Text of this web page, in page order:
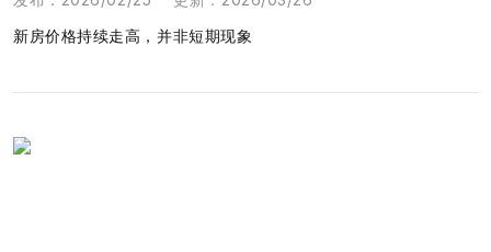
新房价格持续走高，并非短期现象